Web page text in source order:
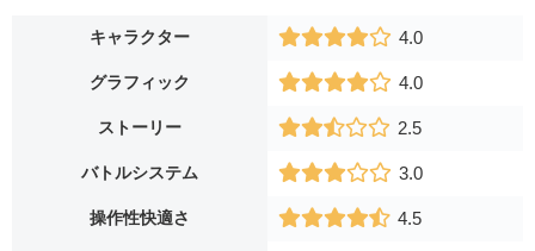
キャラクター 4.0
グラフィック 4.0
ストーリー 2.5
バトルシステム 3.0
操作性快適さ 4.5